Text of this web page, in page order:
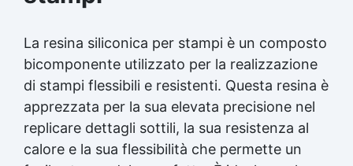
per modelli durevoli Gomma siliconica per calchi
complessi Gomma siliconica per modellini
dettagliati Gomma siliconica dettagliata
Gomma siliconica per modelli precisi Gomma
siliconica per calchi precisi Gomma siliconica
per oggetti artistici Gomma siliconica per
dettagli Gomma siliconica per calchi artistici
Gomma siliconica per oggetti durevoli Gomma
siliconica per modelli Gomma siliconica ad alta
La resina siliconica per stampi è un composto
bicomponente utilizzato per la realizzazione
di stampi flessibili e resistenti. Questa resina è
apprezzata per la sua elevata precisione nel
replicare dettagli sottili, la sua resistenza al
calore e la sua flessibilità che permette un